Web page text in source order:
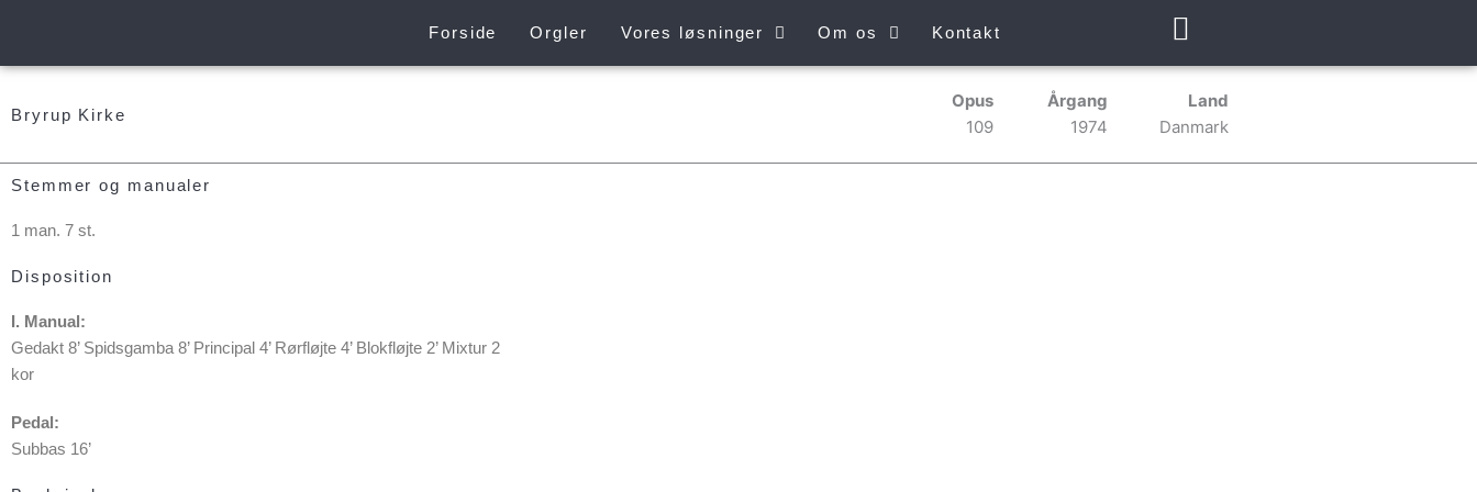
indholdet
Forside Orgler Vores løsninger Om os Kontakt
Bryrup Kirke
Opus
109
Årgang
1974
Land
Danmark
Stemmer og manualer
1 man. 7 st.
Disposition
I. Manual:
Gedakt 8’ Spidsgamba 8’ Principal 4’ Rørfløjte 4’ Blokfløjte 2’ Mixtur 2
kor
Pedal:
Subbas 16’